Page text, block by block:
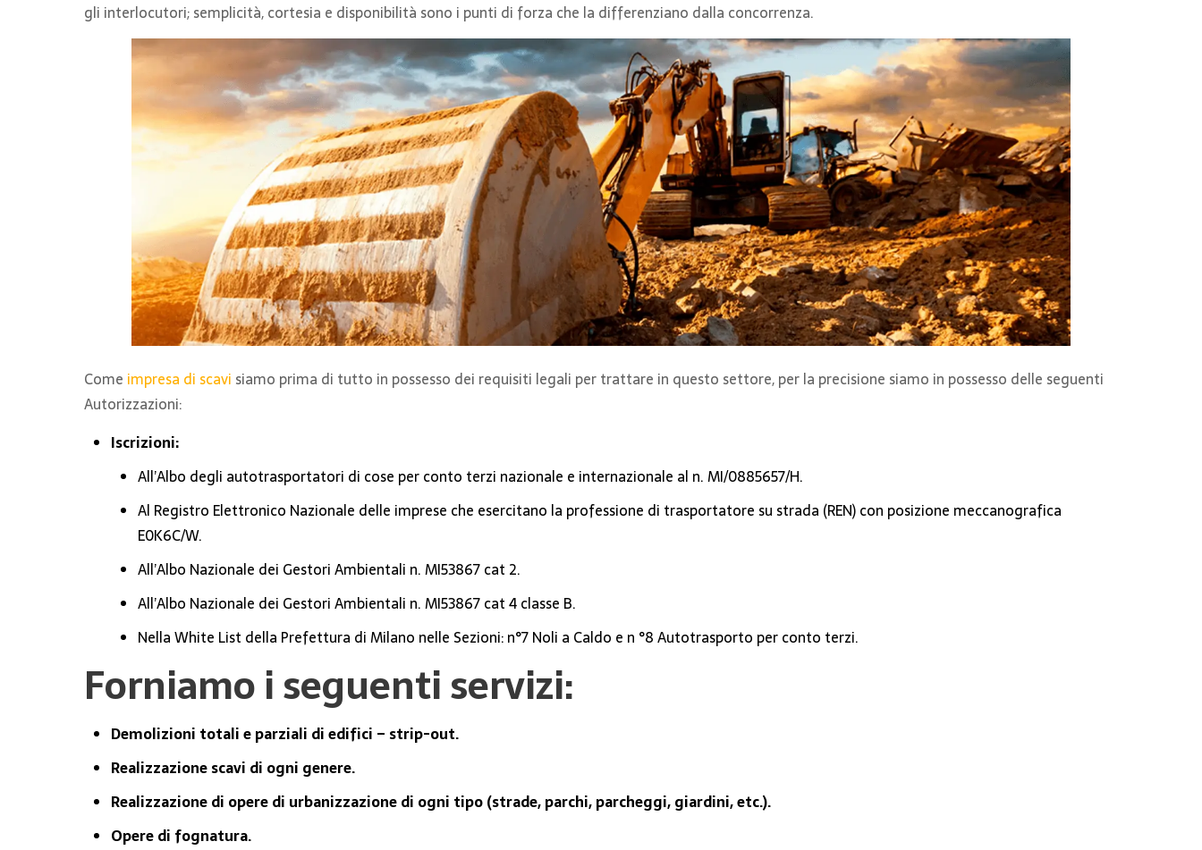
gli interlocutori; semplicità, cortesia e disponibilità sono i punti di forza che la differenziano dalla concorrenza.
Come impresa di scavi siamo prima di tutto in possesso dei requisiti legali per trattare in questo settore, per la precisione siamo in possesso delle seguenti
Autorizzazioni:
Iscrizioni:
All’Albo degli autotrasportatori di cose per conto terzi nazionale e internazionale al n. MI/0885657/H.
Al Registro Elettronico Nazionale delle imprese che esercitano la professione di trasportatore su strada (REN) con posizione meccanografica
E0K6C/W.
All’Albo Nazionale dei Gestori Ambientali n. MI53867 cat 2.
All’Albo Nazionale dei Gestori Ambientali n. MI53867 cat 4 classe B.
Nella White List della Prefettura di Milano nelle Sezioni: n°7 Noli a Caldo e n °8 Autotrasporto per conto terzi.
Forniamo i seguenti servizi:
Demolizioni totali e parziali di edifici – strip-out.
Realizzazione scavi di ogni genere.
Realizzazione di opere di urbanizzazione di ogni tipo (strade, parchi, parcheggi, giardini, etc.).
Opere di fognatura.